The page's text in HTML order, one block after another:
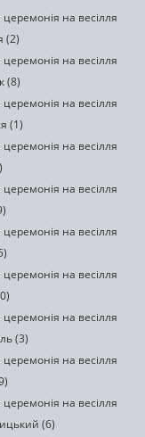
церемонія на весілля
(2)
церемонія на весілля
(8)
церемонія на весілля
(1)
церемонія на весілля
церемонія на весілля
церемонія на весілля
церемонія на весілля
церемонія на весілля
(3)
церемонія на весілля
церемонія на весілля
(6)